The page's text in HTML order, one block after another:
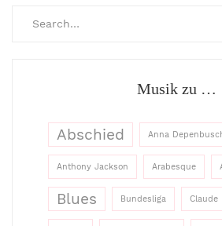
Musik zu …
Abschied Anna
Anthony Jackson Arabesque
Blues Bundesliga Claude